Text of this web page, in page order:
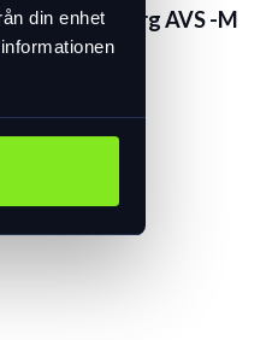
din enhet
Bring korg AVS -M
599 kr